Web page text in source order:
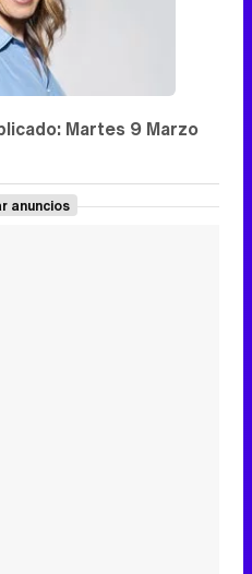
Martes 9 Marzo
anuncios